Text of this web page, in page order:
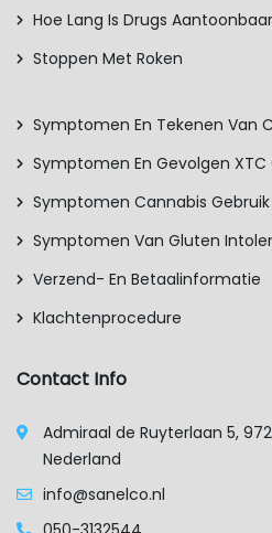
Hoe Lang Is Drugs Aantoonbaar
Stoppen Met Roken
Symptomen En Tekenen Van
Symptomen En Gevolgen XTC
Symptomen Cannabis Gebruik
Symptomen Van Gluten
Verzend- En Betaalinformatie
Klachtenprocedure
Contact Info
Admiraal de Ruyterlaan 5,
Nederland
info@sanelco.nl